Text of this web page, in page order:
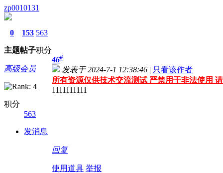
zp0010131
0
主题
153
帖子
563
积分
高级会员
积分
563
发消息
46#
发表于 2024-7-1 12:38:46 | 只看该作者
所有资源仅供技术交流测试 严禁用于非法使用
1111111111
回复
使用道具 举报